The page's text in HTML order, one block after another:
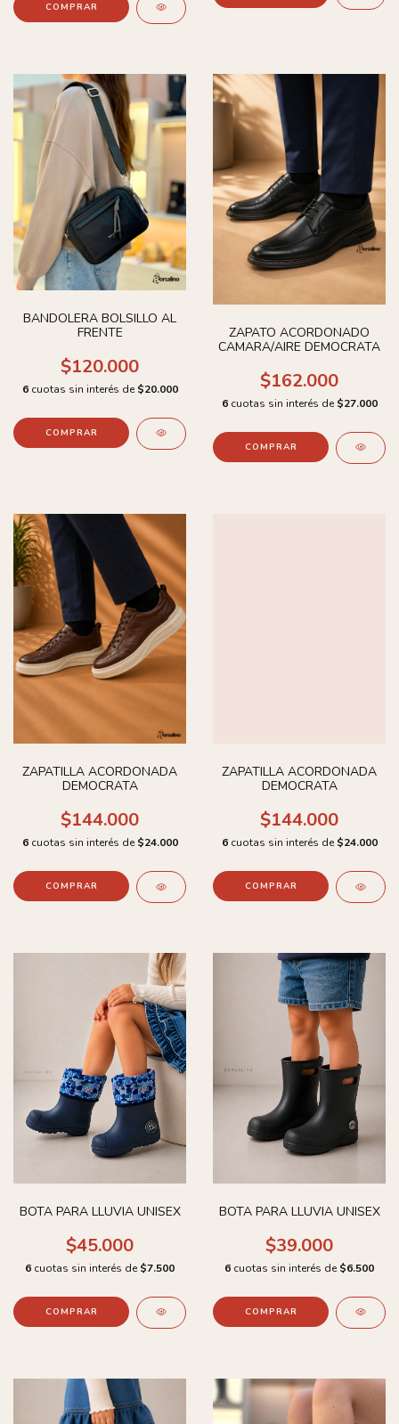
COMPRAR
BANDOLERA BOLSILLO AL
FRENTE
$120.000
6 cuotas sin interés de $20.000
COMPRAR
ZAPATO ACORDONADO
CAMARA/AIRE DEMOCRATA
$162.000
6 cuotas sin interés de $27.000
COMPRAR
ZAPATILLA ACORDONADA
DEMOCRATA
$144.000
6 cuotas sin interés de $24.000
COMPRAR
ZAPATILLA ACORDONADA
DEMOCRATA
$144.000
6 cuotas sin interés de $24.000
COMPRAR
BOTA PARA LLUVIA UNISEX
$45.000
6 cuotas sin interés de $7.500
COMPRAR
BOTA PARA LLUVIA UNISEX
$39.000
6 cuotas sin interés de $6.500
COMPRAR